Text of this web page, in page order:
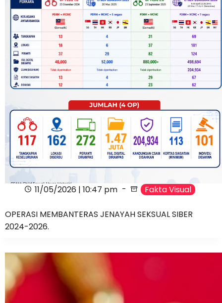
11/05/2026 | 10:47 pm Fakta Visual
OPERASI MEMBANTERAS JENAYAH SEKSUAL SIBER
2024-2026.